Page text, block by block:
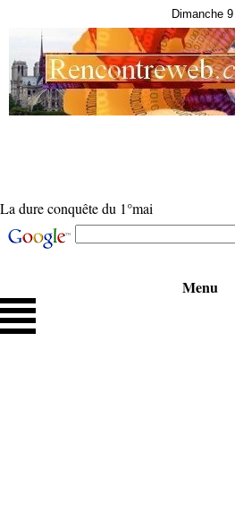
Dimanche
La dure conquête du 1°mai
Menu